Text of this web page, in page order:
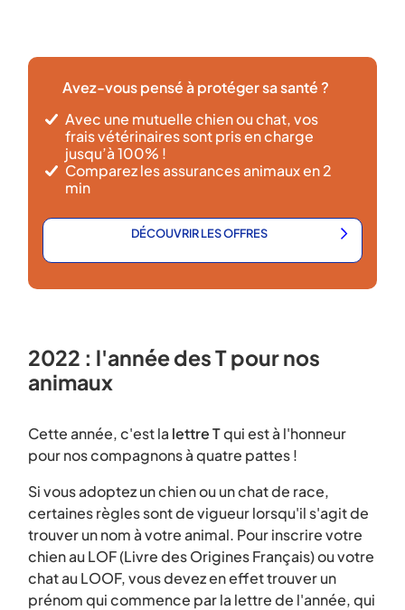
Avez-vous pensé à protéger sa santé ?
Avec une mutuelle chien ou chat, vos
frais vétérinaires sont pris en charge
jusqu’à 100% !
Comparez les assurances animaux en 2
min
DÉCOUVRIR LES OFFRES
2022 : l'année des T pour nos
animaux
Cette année, c'est la lettre Tqui est à l'honneur
pour nos compagnons à quatre pattes !
Si vous adoptez un chien ou un chat de race,
certaines règles sont de vigueur lorsqu'il s'agit de
trouver un nom à votre animal. Pour inscrire votre
chien au LOF (Livre des Origines Français) ou votre
chat au LOOF, vous devez en effet trouver un
prénom qui commence par la lettre de l'année, qui